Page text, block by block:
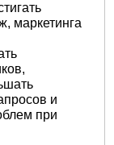
маркетинга
и
при